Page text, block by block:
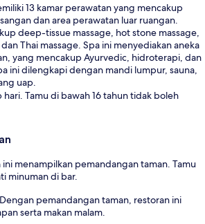
13 kamar perawatan yang mencakup
dan area perawatan luar ruangan.
deep-tissue massage, hot stone massage,
Thai massage. Spa ini menyediakan aneka
yang mencakup Ayurvedic, hidroterapi, dan
ini dilengkapi dengan mandi lumpur, sauna,
uap.
hari. Tamu di bawah 16 tahun tidak boleh
menampilkan pemandangan taman. Tamu
minuman di bar.
pemandangan taman, restoran ini
serta makan malam.